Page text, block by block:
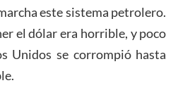
este sistema petrolero.
el dólar era horrible, y poco
Unidos se corrompió hasta